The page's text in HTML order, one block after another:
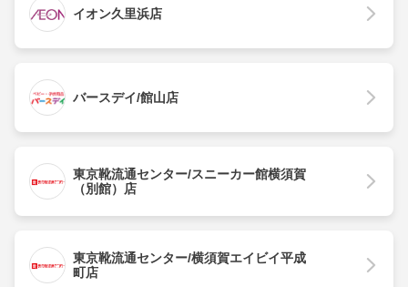
イオン久里浜店
バースデイ/館山店
東京靴流通センター/スニーカー館横須賀
（別館）店
東京靴流通センター/横須賀エイビイ平成
町店